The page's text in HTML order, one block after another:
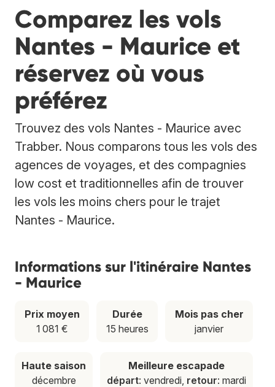
Comparez les vols
Nantes - Maurice et
réservez où vous
préférez
Trouvez des vols Nantes - Maurice avec
Trabber. Nous comparons tous les vols des
agences de voyages, et des compagnies
low cost et traditionnelles afin de trouver
les vols les moins chers pour le trajet
Nantes - Maurice.
Informations sur l'itinéraire Nantes
- Maurice
Prix moyen
1 081 €
Durée
15 heures
Mois pas cher
janvier
Haute saison
décembre
Meilleure escapade
départ: vendredi, retour: mardi